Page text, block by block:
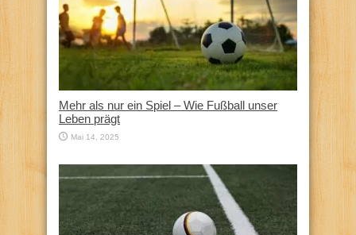
Mehr als nur ein Spiel – Wie Fußball unser
Leben prägt
Mai 14, 2025